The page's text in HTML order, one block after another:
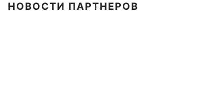
НОВОСТИ ПАРТНЕРОВ